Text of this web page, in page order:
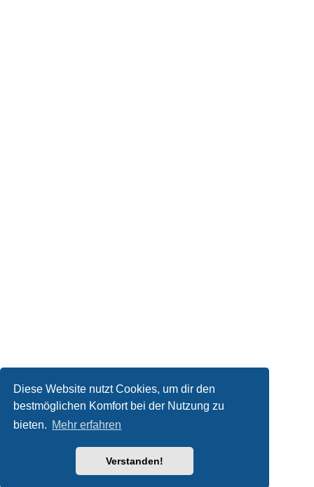
Diese Website nutzt Cookies, um dir den
bestmöglichen Komfort bei der Nutzung zu
bieten. Mehr erfahren
Verstanden!